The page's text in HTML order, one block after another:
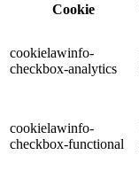
Cookie
cookielawinfo-
checkbox-analytics
cookielawinfo-
checkbox-functional